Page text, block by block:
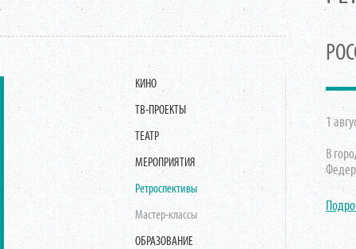
КИНО
ТВ-ПРОЕКТЫ
ТЕАТР
МЕРОПРИЯТИЯ
Ретроспективы
Мастер-классы
ОБРАЗОВАНИЕ
1
В